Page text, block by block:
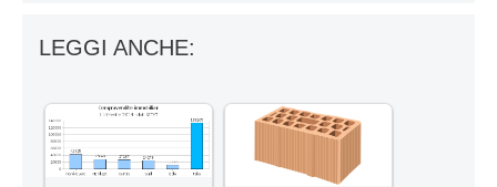
LEGGI ANCHE: